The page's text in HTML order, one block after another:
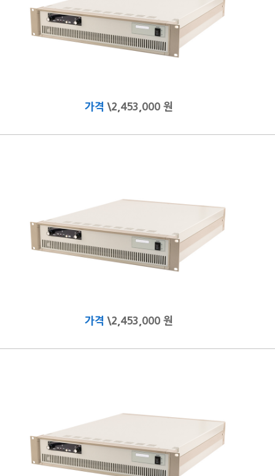
가격\2,453,000 원
가격\2,453,000 원